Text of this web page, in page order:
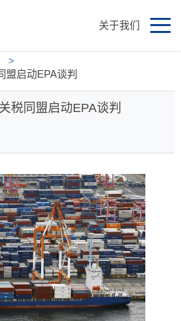
关于我们
>
盟启动EPA谈判
税同盟启动EPA谈判